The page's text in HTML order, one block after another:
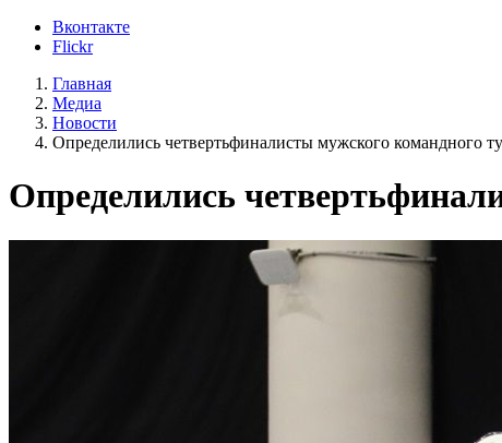
Вконтакте
Flickr
Главная
Медиа
Новости
Определились четвертьфиналисты мужского командного
Определились